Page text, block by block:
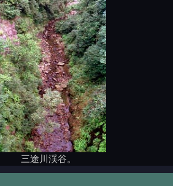
三途川渓谷。